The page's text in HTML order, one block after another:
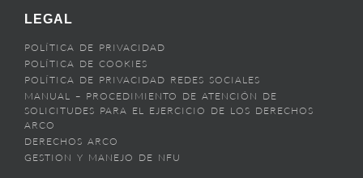
LEGAL
POLÍTICA DE PRIVACIDAD
POLÍTICA DE COOKIES
POLÍTICA DE PRIVACIDAD REDES SOCIALES
MANUAL – PROCEDIMIENTO DE ATENCIÓN DE
SOLICITUDES PARA EL EJERCICIO DE LOS DERECHOS
ARCO
DERECHOS ARCO
GESTION Y MANEJO DE NFU